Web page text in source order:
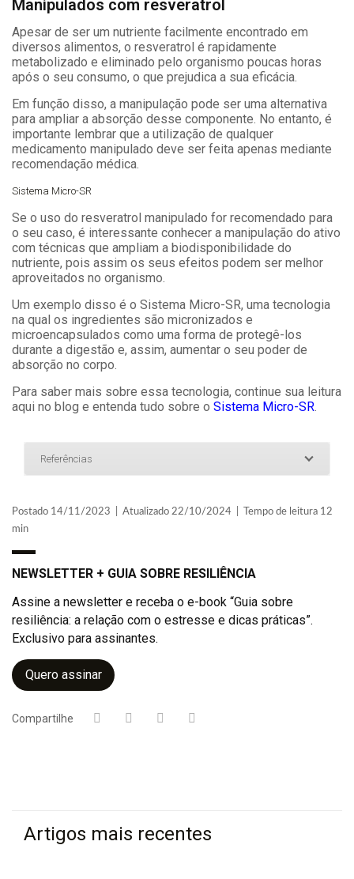
Manipulados com resveratrol
Apesar de ser um nutriente facilmente encontrado em
diversos alimentos, o resveratrol é rapidamente
metabolizado e eliminado pelo organismo poucas horas
após o seu consumo, o que prejudica a sua eficácia.
Em função disso, a manipulação pode ser uma alternativa
para ampliar a absorção desse componente. No entanto, é
importante lembrar que a utilização de qualquer
medicamento manipulado deve ser feita apenas mediante
recomendação médica.
Sistema Micro-SR
Se o uso do resveratrol manipulado for recomendado para
o seu caso, é interessante conhecer a manipulação do ativo
com técnicas que ampliam a biodisponibilidade do
nutriente, pois assim os seus efeitos podem ser melhor
aproveitados no organismo.
Um exemplo disso é o Sistema Micro-SR, uma tecnologia
na qual os ingredientes são micronizados e
microencapsulados como uma forma de protegê-los
durante a digestão e, assim, aumentar o seu poder de
absorção no corpo.
Para saber mais sobre essa tecnologia, continue sua leitura
aqui no blog e entenda tudo sobre o Sistema Micro-SR.
Referências
Postado 14/11/2023 | Atualizado 22/10/2024 | Tempo de leitura 12
min
NEWSLETTER + GUIA SOBRE RESILIÊNCIA
Assine a newsletter e receba o e-book “Guia sobre
resiliência: a relação com o estresse e dicas práticas”.
Exclusivo para assinantes.
Quero assinar
Compartilhe
Artigos mais recentes